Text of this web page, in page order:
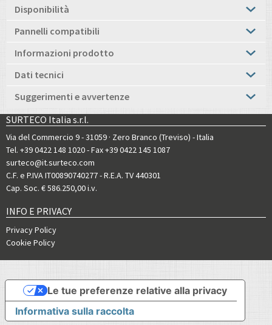
Disponibilità
Pannelli compatibili
Informazioni prodotto
Dati tecnici
Suggerimenti e avvertenze
SURTECO Italia s.r.l.
Via del Commercio 9 - 31059 · Zero Branco (Treviso) - Italia
Tel. +39 0422 148 1020- Fax +39 0422 145 1087
surteco@it.surteco.com
C.F. e P.IVA IT00890740277 - R.E.A. TV 440301
Cap. Soc. € 586.250,00 i.v.
INFO E PRIVACY
Privacy Policy
Cookie Policy
Informativa sulla raccolta
Le tue preferenze relative alla privacy